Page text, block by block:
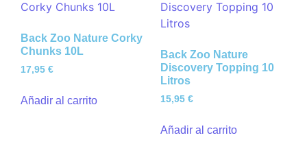
Back Zoo Nature Corky
Chunks 10L
17,95 €
Añadir al carrito
Back Zoo Nature
Discovery Topping 10
Litros
15,95 €
Añadir al carrito